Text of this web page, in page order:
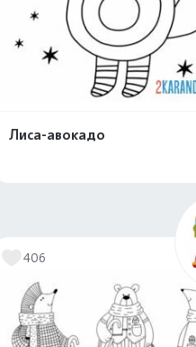
Лиса-авокадо
Распечатать и скачать
406